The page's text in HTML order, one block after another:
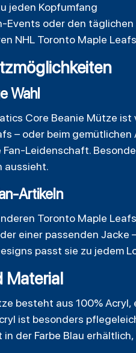
jeden Kopfumfang
Events oder den täglichen
NHL Toronto Maple
Wahl
Core Beanie Mütze
– oder beim
Leidenschaft.
aussieht.
Artikeln
Toronto Maple
einer passenden
passt sie zu jedem
Material
besteht aus 100%
ist besonders
in der Farbe Blau